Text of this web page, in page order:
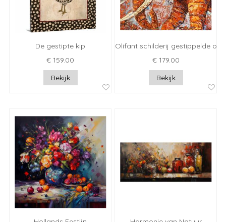
De gestipte kip
€ 159.00
Bekijk
Olifant schilderij gestippelde
€ 179.00
Bekijk